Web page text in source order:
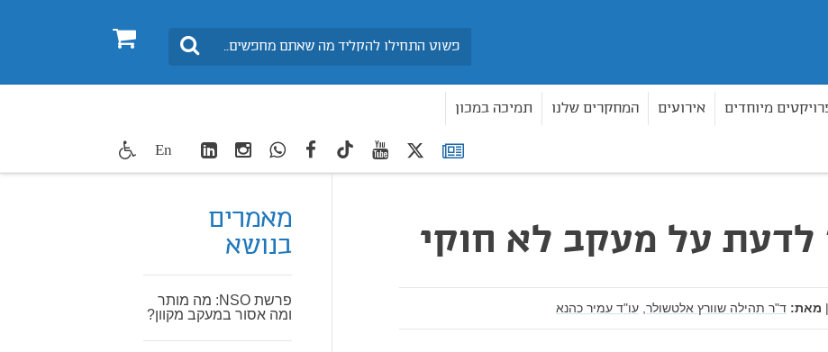
0 חיפוש
מיוחדים אירועים המחקרים שלנו תמיכה במכון
רשימת
תפוצה
twitter
youtube
TikTok
facebook
WhatsApp
Instagram
LinkedIn
En
לדעת על מעקב לא חוקי
| מאת: ד"ר תהילה שוורץ אלטשולר, עו"ד עמיר כהנא
מאמרים
בנושא
פרשת NSO: מה מותר
ומה אסור במעקב מקוון?